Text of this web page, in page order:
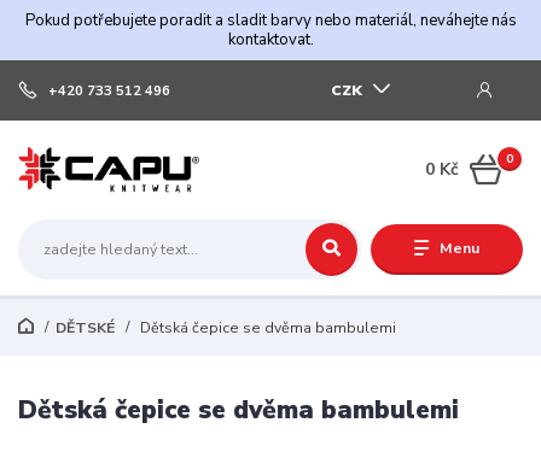
Pokud potřebujete poradit a sladit barvy nebo materiál, neváhejte nás
kontaktovat.
Menu
CZK
+420 733 512 496
0
0 Kč
DĚTSKÉ Dětská čepice se dvěma bambulemi
Dětská čepice se dvěma bambulemi